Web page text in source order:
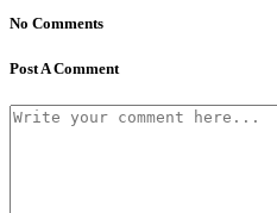
No Comments
Post A Comment